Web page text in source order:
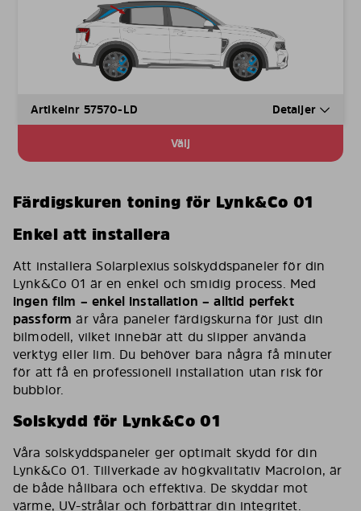
Artikelnr 57570-LD Detaljer
Välj
Färdigskuren toning för Lynk&Co 01
Enkel att installera
Att installera Solarplexius solskyddspaneler för din
Lynk&Co 01 är en enkel och smidig process. Med
ingen film – enkel installation – alltid perfekt
passform är våra paneler färdigskurna för just din
bilmodell, vilket innebär att du slipper använda
verktyg eller lim. Du behöver bara några få minuter
för att få en professionell installation utan risk för
bubblor.
Solskydd för Lynk&Co 01
Våra solskyddspaneler ger optimalt skydd för din
Lynk&Co 01. Tillverkade av högkvalitativ Macrolon, är
de både hållbara och effektiva. De skyddar mot
värme, UV-strålar och förbättrar din integritet.